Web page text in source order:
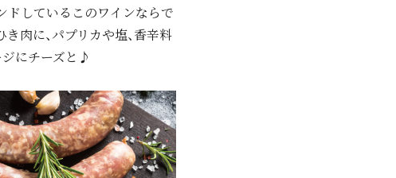
ドしているこのワインならで
肉に、パプリカや塩、香辛料
ジにチーズと♪